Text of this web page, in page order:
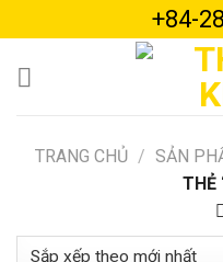
to
content
+84-
TRANG CHỦ / SẢN
THẺ